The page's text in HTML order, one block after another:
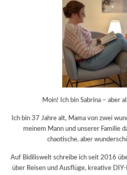
Moin! Ich bin Sabrina – aber
Ich bin 37 Jahre alt, Mama von zwei
meinem Mann und unserer Familie
chaotische, aber
Auf Bidiliswelt schreibe ich seit 2016
über Reisen und Ausflüge, kreative